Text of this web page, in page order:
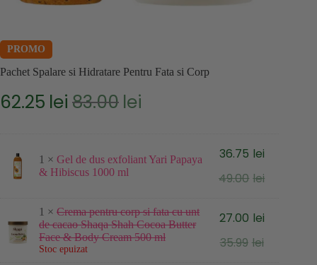
PROMO
Pachet Spalare si Hidratare Pentru Fata si Corp
83.00 lei
Prețul
83.00lei.
62.25 lei Prețul
1 × Gel de dus exfoliant Yari Papaya
& Hibiscus 1000 ml
49.00 lei
inițial
49.00lei.
36.75 lei
curent
1 × Crema pentru corp si fata cu unt
de cacao Shaqa Shah Cocoa Butter
Face & Body Cream 500 ml
Stoc epuizat 35.99 lei
inițial
27.00 lei
curent